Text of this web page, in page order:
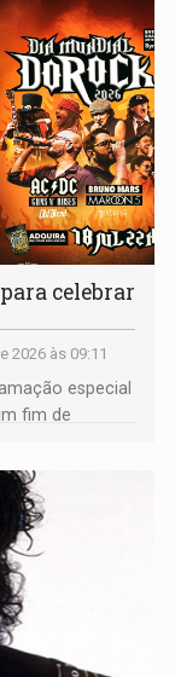
celebrar
2026 às 09:11
especial
fim de